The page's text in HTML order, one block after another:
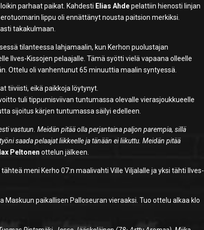
parhaat paikat. Kahdesti Elias Ahdepelattiin hienosti linjan
lippu oli ennättänyt nousta paitsion merkiksi.
takakulmaan.
tilanteessa lahjamaalin, kun Kerhon puolustajan
Ilves-Kissojen pelaajalle. Tämä syötti vielä vapaana olleelle
Ottelu oli vanhentunut 65 minuuttia maalin syntyessä.
tiiviisti, eikä paikkoja löytynyt.
tuli tippumisviivan tuntumassa olevalle vierasjoukkueelle
sijoitus kärjen tuntumassa säilyi edelleen.
vastuun. Meidän pitää olla perjantaina paljon parempia, sillä
saada pelaajat liikkeelle ja tänään ei liikuttu. Meidän pitää
Peltonen ottelun jälkeen.
tähteä meni Kerho 07:n maalivahti Ville Viljalalle ja yksi tähti Ilves-
paikallisen Palloseuran vieraaksi. Tuo ottelu alkaa klo